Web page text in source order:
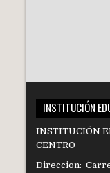
INSTITUCIÓN
INSTITUCIÓN
CENTRO
Direccion: